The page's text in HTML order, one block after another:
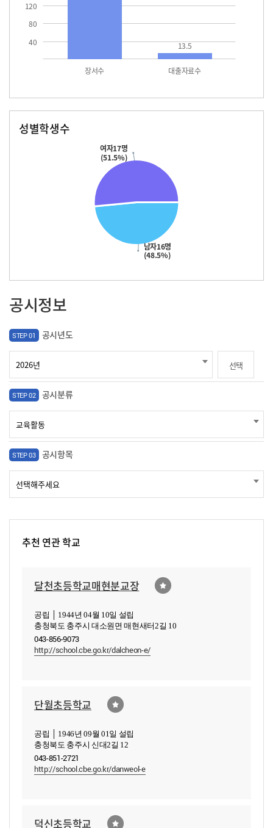
40
80
120
장서수 대출자료수
13.5
성별학생수
남자16명
(48.5%)
여자17명
(51.5%)
공시정보
STEP 01 공시년도
선택
STEP 02 공시분류
STEP 03 공시항목
추천 연관 학교
달천초등학교매현분교장
공립 │ 1944년 04월 10일 설립
충청북도 충주시 대소원면 매현새터2길 10
043-856-9073
http://school.cbe.go.kr/dalcheon-e/
단월초등학교
공립 │ 1946년 09월 01일 설립
충청북도 충주시 신대2길 12
043-851-2721
http://school.cbe.go.kr/danweol-e
덕신초등학교